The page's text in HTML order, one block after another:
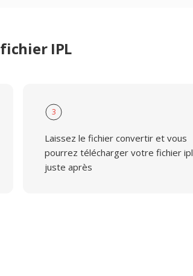
IPL
3
Laissez le fichier convertir et vous
pourrez télécharger votre fichier ipl
juste après